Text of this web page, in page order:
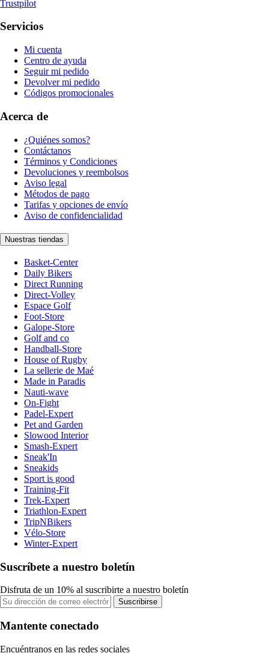
Trustpilot
Servicios
Mi cuenta
Centro de ayuda
Seguir mi pedido
Devolver mi pedido
Códigos promocionales
Acerca de
¿Quiénes somos?
Contáctanos
Términos y Condiciones
Devoluciones y reembolsos
Aviso legal
Métodos de pago
Tarifas y opciones de envío
Aviso de confidencialidad
Nuestras tiendas
Basket-Center
Daily Bikers
Direct Running
Direct-Volley
Espace Golf
Foot-Store
Galope-Store
Golf and co
Handball-Store
House of Rugby
La sellerie de Maé
Made in Paradis
Nauti-wave
On-Fight
Padel-Expert
Pet and Garden
Slowood Interior
Smash-Expert
Sneak'In
Sneakids
Sport is good
Training-Fit
Trek-Expert
Triathlon-Expert
TripNBikers
Vélo-Store
Winter-Expert
Suscríbete a nuestro boletín
Disfruta de un 10% al suscribirte a nuestro boletín
Suscribirse
Mantente conectado
Encuéntranos en las redes sociales